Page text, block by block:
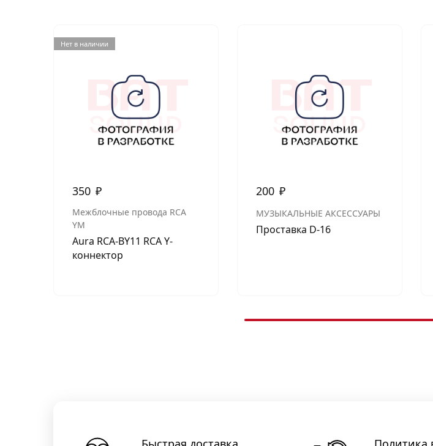
Нет в наличии
350 ₽
Межблочные провода RCA
YM
Aura RCA-ВY11 RCA Y-
коннектор
200 ₽
МУЗЫКАЛЬНЫЕ АКСЕССУАРЫ
Проставка D-16